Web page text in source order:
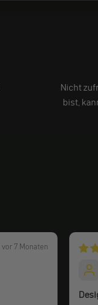
Nicht
bist,
vor 7 Monaten